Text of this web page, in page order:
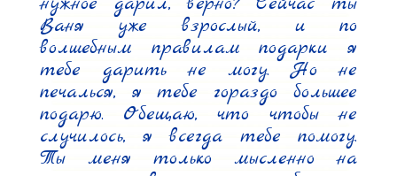
Ваня уже взрослый, и по
волшебным правилам подарки я
тебе дарить не могу. Но не
печалься, я тебе гораздо большее
подарю. Обещаю, что чтобы не
случилось, я всегда тебе помогу.
Ты меня только мысленно на